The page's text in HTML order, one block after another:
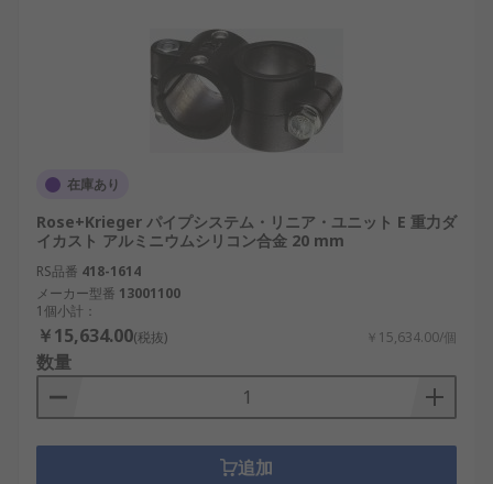
在庫あり
Rose+Krieger パイプシステム・リニア・ユニット E 重力ダ
イカスト アルミニウムシリコン合金 20 mm
RS品番 418-1614
メーカー型番 13001100
1個小計：
￥15,634.00(税抜) ￥15,634.00/個
数量
追加